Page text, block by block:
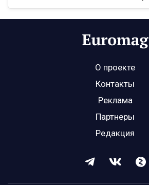
О проекте
Контакты
Реклама
Партнеры
Редакция